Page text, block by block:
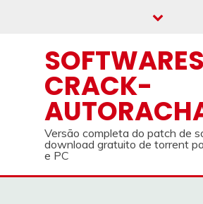
CRACK-
Versão completa do patch de
download gratuito de torrent
e PC